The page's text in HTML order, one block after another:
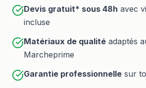
Devis gratuit* sous 48h avec
incluse
Matériaux de qualité adaptés
Marcheprime
Garantie professionnelle sur